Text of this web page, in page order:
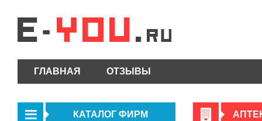
ГЛАВНАЯ ОТЗЫВЫ
КАТАЛОГ ФИРМ